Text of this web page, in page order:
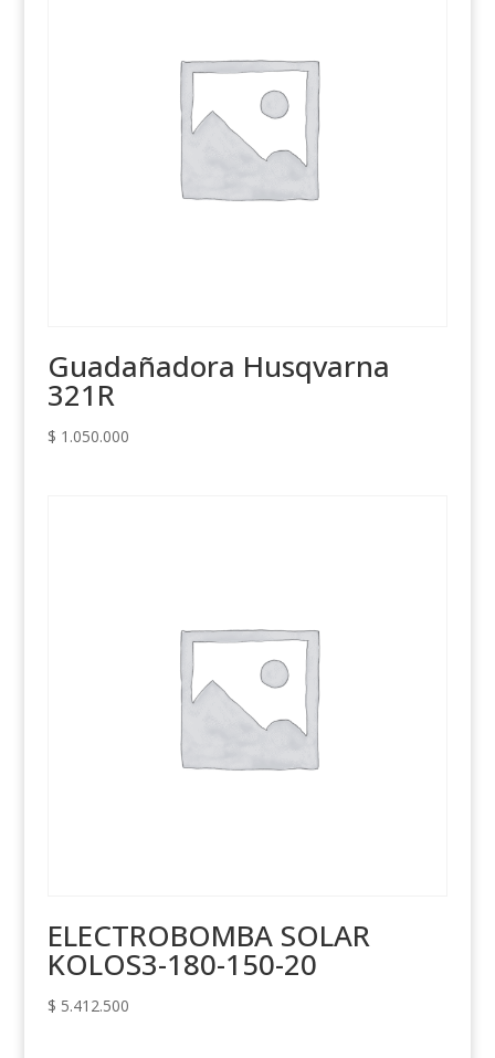
Guadañadora Husqvarna
321R
$ 1.050.000
ELECTROBOMBA SOLAR
KOLOS3-180-150-20
$ 5.412.500